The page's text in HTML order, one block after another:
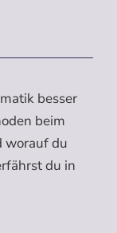
besser
beim
worauf du
du in